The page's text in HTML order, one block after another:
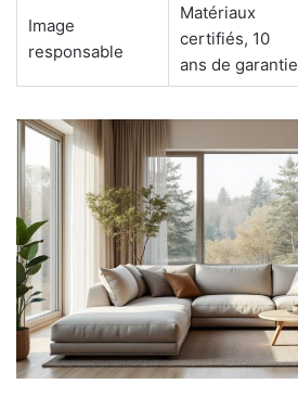
Image
responsable
Matériaux
certifiés, 10
ans de garantie